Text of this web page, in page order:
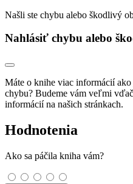
Našli ste chybu alebo škodlivý
Nahlásiť chybu alebo
Máte o knihe viac informácií ako
chybu? Budeme vám veľmi
informácií na našich stránkach.
Hodnotenia
Ako sa páčila kniha vám?